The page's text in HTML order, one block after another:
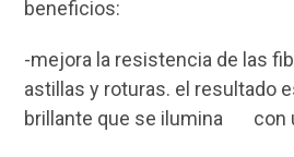
beneficios:
-mejora la resistencia de las
astillas y roturas. el resultado
brillante que se ilumina con